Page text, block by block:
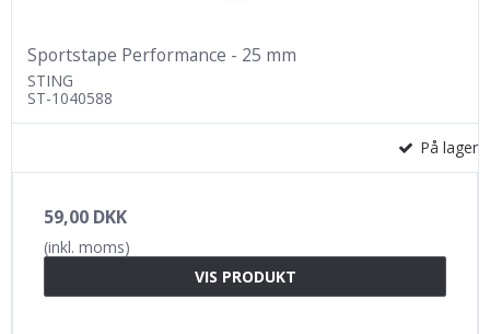
Sportstape Performance - 25 mm
STING
ST-1040588
På lager
59,00 DKK
(inkl. moms)
VIS PRODUKT